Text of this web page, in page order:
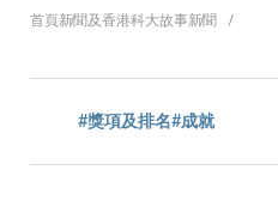
導
航
首頁新聞及香港科大故事新聞
#獎項及排名#成就